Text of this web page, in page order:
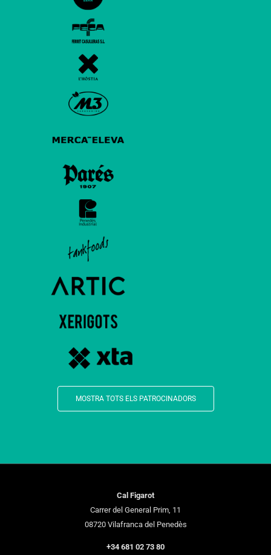
MOSTRA TOTS ELS PATROCINADORS
Cal Figarot
Carrer del General Prim, 11
08720 Vilafranca del Penedès
+34 681 02 73 80